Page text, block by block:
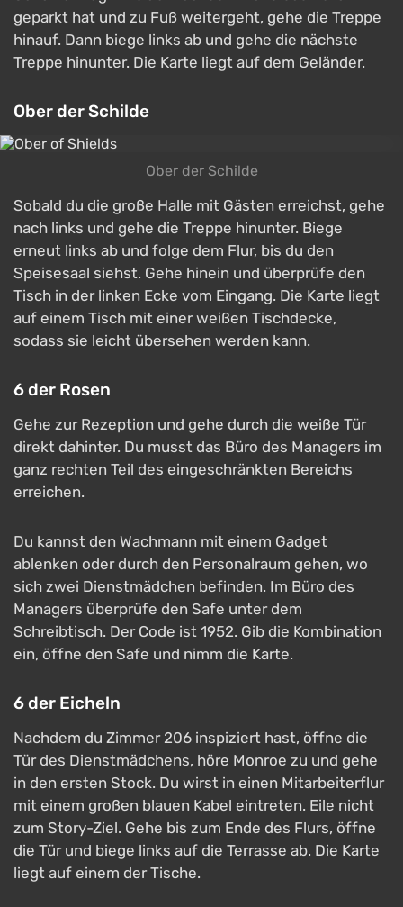
geparkt hat und zu Fuß weitergeht, gehe die Treppe
hinauf. Dann biege links ab und gehe die nächste
Treppe hinunter. Die Karte liegt auf dem Geländer.
Ober der Schilde
Ober der Schilde
Sobald du die große Halle mit Gästen erreichst, gehe
nach links und gehe die Treppe hinunter. Biege
erneut links ab und folge dem Flur, bis du den
Speisesaal siehst. Gehe hinein und überprüfe den
Tisch in der linken Ecke vom Eingang. Die Karte liegt
auf einem Tisch mit einer weißen Tischdecke,
sodass sie leicht übersehen werden kann.
6 der Rosen
Gehe zur Rezeption und gehe durch die weiße Tür
direkt dahinter. Du musst das Büro des Managers im
ganz rechten Teil des eingeschränkten Bereichs
erreichen.
Du kannst den Wachmann mit einem Gadget
ablenken oder durch den Personalraum gehen, wo
sich zwei Dienstmädchen befinden. Im Büro des
Managers überprüfe den Safe unter dem
Schreibtisch. Der Code ist 1952. Gib die Kombination
ein, öffne den Safe und nimm die Karte.
6 der Eicheln
Nachdem du Zimmer 206 inspiziert hast, öffne die
Tür des Dienstmädchens, höre Monroe zu und gehe
in den ersten Stock. Du wirst in einen Mitarbeiterflur
mit einem großen blauen Kabel eintreten. Eile nicht
zum Story-Ziel. Gehe bis zum Ende des Flurs, öffne
die Tür und biege links auf die Terrasse ab. Die Karte
liegt auf einem der Tische.